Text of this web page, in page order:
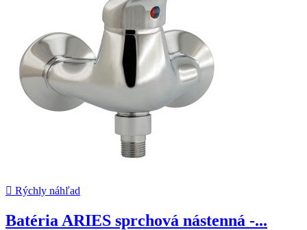
 Rýchly náhľad
Batéria ARIES sprchová nástenná -...